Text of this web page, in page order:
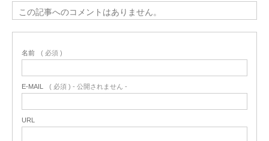
この記事へのコメントはありません。
名前 ( 必須 )
E-MAIL ( 必須 ) - 公開されません -
URL